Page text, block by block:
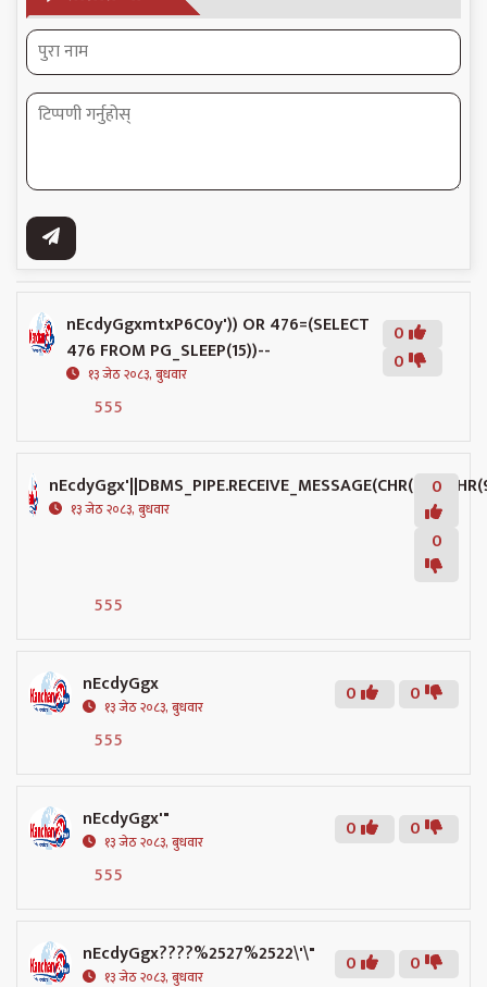
nEcdyGgxmtxP6C0y')) OR 476=(SELECT
476 FROM PG_SLEEP(15))--
१३ जेठ २०८३, बुधवार
0
0
555
१३ जेठ २०८३, बुधवार
0
0
555
nEcdyGgx
१३ जेठ २०८३, बुधवार 0
0
555
nEcdyGgx'"
१३ जेठ २०८३, बुधवार 0
0
555
nEcdyGgx????%2527%2522\'\"
१३ जेठ २०८३, बुधवार 0 0